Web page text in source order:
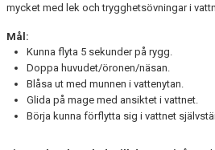
mycket med lek och trygghetsövningar i
Mål:
Kunna flyta 5 sekunder på rygg.
Doppa huvudet/öronen/näsan.
Blåsa ut med munnen i vattenytan.
Glida på mage med ansiktet i vattnet.
Börja kunna förflytta sig i vattnet